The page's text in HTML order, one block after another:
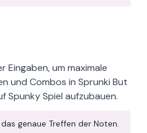
Eingaben, um maximale
und Combos in Sprunki But
Spunky Spiel aufzubauen.
genaue Treffen der Noten.